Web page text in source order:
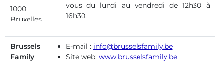
1000
Bruxelles
vous du lundi au vendredi de 12h30 à
16h30.
Brussels
Family
E-mail : info@brusselsfamily.be
Site web: www.brusselsfamily.be